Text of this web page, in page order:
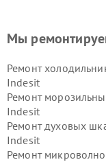
Мы
Ремонт
Indesit
Ремонт
Indesit
Ремонт духовых
Indesit
Ремонт